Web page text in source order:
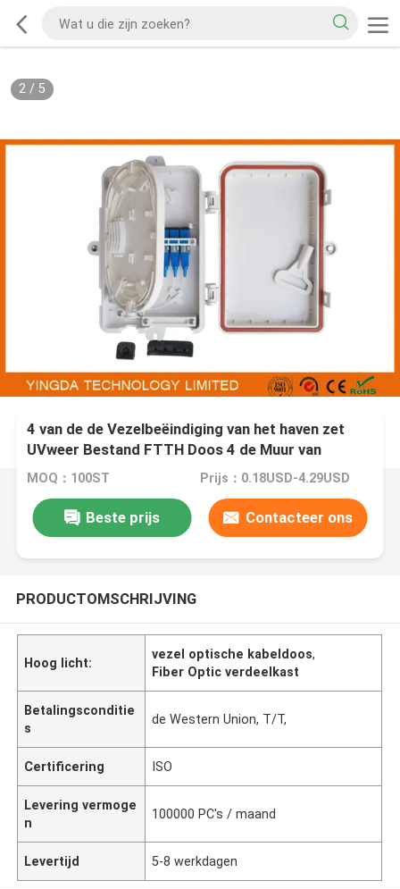
2/ 5
4 van de de Vezelbeëindiging van het haven zet
UVweer Bestand FTTH Doos 4 de Muur van
Vezelssc Doos op
MOQ：100ST Prijs：0.18USD-4.29USD
Beste prijs Contacteer ons
PRODUCTOMSCHRIJVING
Hoog licht:
vezel optische kabeldoos,
Fiber Optic verdeelkast
Betalingsconditie
s
de Western Union, T/T,
Certificering ISO
Levering vermoge
n
100000 PC's / maand
Levertijd 5-8 werkdagen